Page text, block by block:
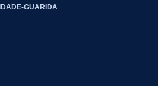
GUARIDA